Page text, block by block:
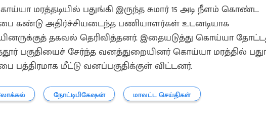
மரத்தடியில் பதுங்கி இருந்த சுமார் 15 அடி நீளம் கொண்ட
கண்டு அதிர்ச்சியடைந்த பணியாளர்கள் உடனடியாக
தகவல் தெரிவித்தனர். இதையடுத்து கொய்யா
பகுதியைச் சேர்ந்த வனத்துறையினர் கொய்யா மரத்தில்
பத்திரமாக மீட்டு வனப்பகுதிக்குள் விட்டனர்.
நோட்டிபிகேஷன் மாவட்ட செய்திகள்